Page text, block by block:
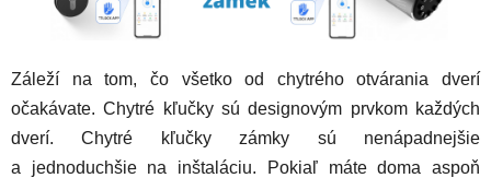
Záleží na tom, čo všetko od chytrého otvárania dverí
očakávate. Chytré kľučky sú designovým prvkom každých
dverí. Chytré kľučky zámky sú nenápadnejšie
a jednoduchšie na inštaláciu. Pokiaľ máte doma aspoň